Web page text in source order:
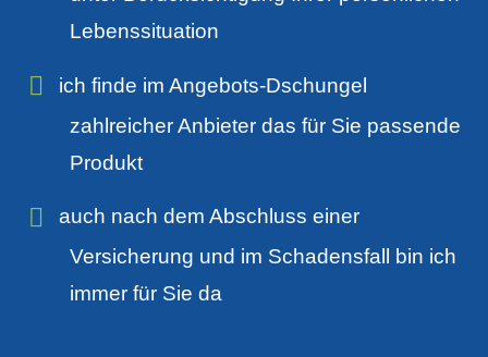
Lebenssituation
ich finde im Angebots-Dschungel
zahlreicher Anbieter das für Sie passende
Produkt
auch nach dem Abschluss einer
Versicherung und im Schadensfall bin ich
immer für Sie da